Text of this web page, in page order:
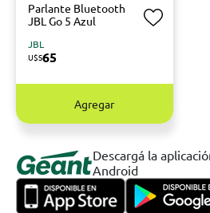
Parlante Bluetooth
JBL Go 5 Azul
JBL
U$S65
Agregar
Descargá la
Android